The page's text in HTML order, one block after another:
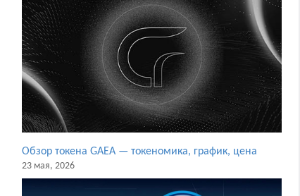
Обзор токена GAEA — токеномика, график, цена
23 мая, 2026